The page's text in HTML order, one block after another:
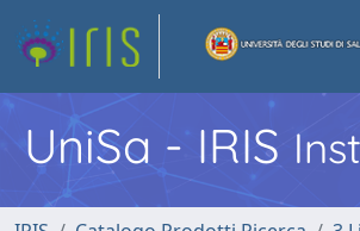
UniSa - IRIS